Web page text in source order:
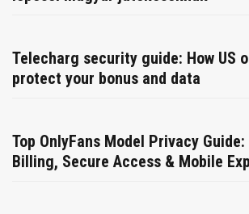
Telecharg security guide: How US
protect your bonus and data
Top OnlyFans Model Privacy
Billing, Secure Access & Mobile